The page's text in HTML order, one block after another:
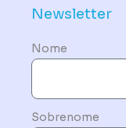
Newsletter
Nome
Sobrenome